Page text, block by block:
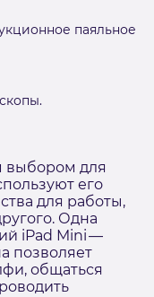
паяльное
выбором для
его
для работы,
Одна
iPad Mini —
позволяет
общаться